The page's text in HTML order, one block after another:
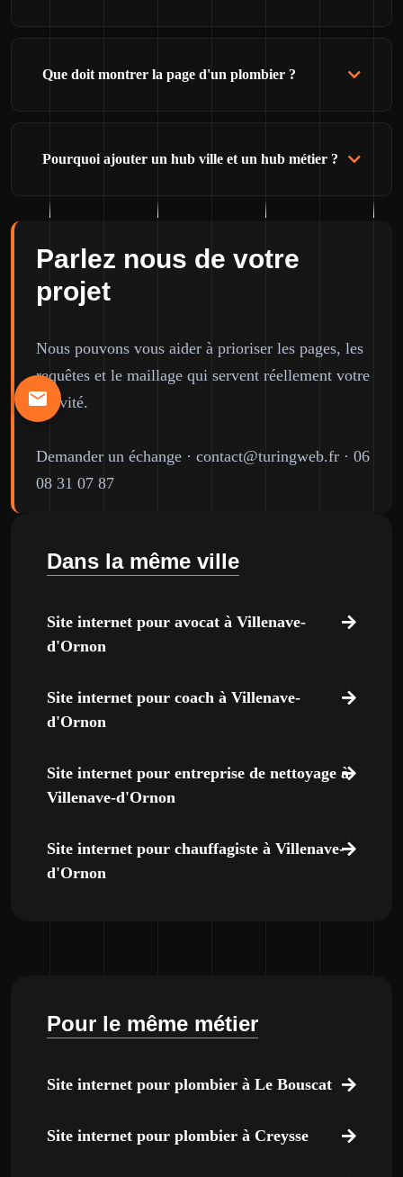
Que doit montrer la page d'un plombier ?
Pourquoi ajouter un hub ville et un hub métier ?
Parlez nous de votre
projet
Nous pouvons vous aider à prioriser les pages, les
requêtes et le maillage qui servent réellement votre
activité.
Demander un échange · contact@turingweb.fr · 06
08 31 07 87
Dans la même ville
Site internet pour avocat à Villenave-
d'Ornon
Site internet pour coach à Villenave-
d'Ornon
Site internet pour entreprise de nettoyage à
Villenave-d'Ornon
Site internet pour chauffagiste à Villenave-
d'Ornon
Pour le même métier
Site internet pour plombier à Le Bouscat
Site internet pour plombier à Creysse